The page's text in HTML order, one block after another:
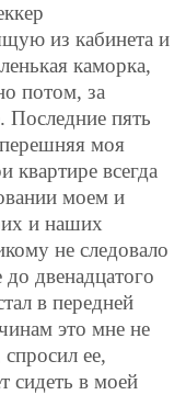
из кабинета и
каморка,
потом, за
Последние пять
моя
квартире всегда
моем и
и наших
не следовало
двенадцатого
в передней
это мне не
ее,
сидеть в моей